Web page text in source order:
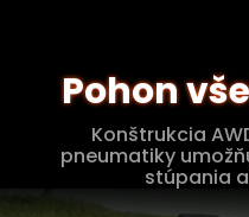
Pohon
Konštrukcia
pneumatiky
stúpania